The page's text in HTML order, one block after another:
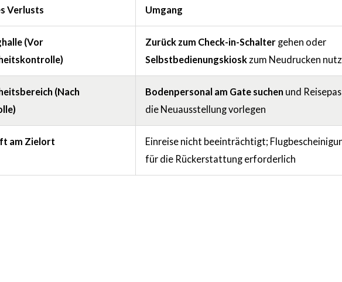
Verlusts Umgang
(Vor
Zurück zum Check-in-Schaltergehen oder
Selbstbedienungskioskzum Neudrucken
(Nach
Bodenpersonal am Gate suchen und
die Neuausstellung vorlegen
am Zielort
Einreise nicht beeinträchtigt;
für die Rückerstattung erforderlich